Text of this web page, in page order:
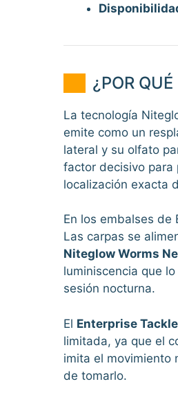
¿POR
La tecnología
emite como un
lateral y su olfato
factor decisivo para
localización exacta
En los embalses de
Las carpas se
Niteglow Worms
luminiscencia que
sesión nocturna.
El Enterprise
limitada, ya que el
imita el movimiento
de tomarlo.